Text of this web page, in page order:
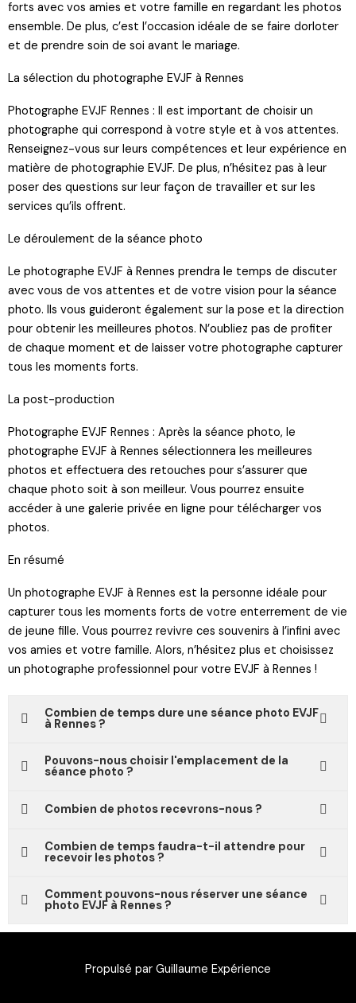
forts avec vos amies et votre famille en regardant les photos
ensemble. De plus, c’est l’occasion idéale de se faire dorloter
et de prendre soin de soi avant le mariage.
La sélection du photographe EVJF à Rennes
Photographe EVJF Rennes : Il est important de choisir un
photographe qui correspond à votre style et à vos attentes.
Renseignez-vous sur leurs compétences et leur expérience en
matière de photographie EVJF. De plus, n’hésitez pas à leur
poser des questions sur leur façon de travailler et sur les
services qu’ils offrent.
Le déroulement de la séance photo
Le photographe EVJF à Rennes prendra le temps de discuter
avec vous de vos attentes et de votre vision pour la séance
photo. Ils vous guideront également sur la pose et la direction
pour obtenir les meilleures photos. N’oubliez pas de profiter
de chaque moment et de laisser votre photographe capturer
tous les moments forts.
La post-production
Photographe EVJF Rennes : Après la séance photo, le
photographe EVJF à Rennes sélectionnera les meilleures
photos et effectuera des retouches pour s’assurer que
chaque photo soit à son meilleur. Vous pourrez ensuite
accéder à une galerie privée en ligne pour télécharger vos
photos.
En résumé
Un photographe EVJF à Rennes est la personne idéale pour
capturer tous les moments forts de votre enterrement de vie
de jeune fille. Vous pourrez revivre ces souvenirs à l’infini avec
vos amies et votre famille. Alors, n’hésitez plus et choisissez
un photographe professionnel pour votre EVJF à Rennes !
Combien de temps dure une séance photo EVJF
à Rennes ?
Pouvons-nous choisir l'emplacement de la
séance photo ?
Combien de photos recevrons-nous ?
Combien de temps faudra-t-il attendre pour
recevoir les photos ?
Comment pouvons-nous réserver une séance
photo EVJF à Rennes ?
Propulsé par Guillaume Expérience